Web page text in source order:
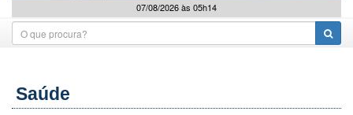
07/08/2026 às 05h14
Saúde